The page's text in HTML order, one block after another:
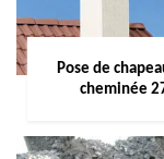
Pose de
cheminée